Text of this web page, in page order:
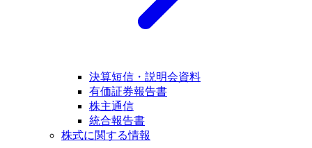
決算短信・説明会資料
有価証券報告書
株主通信
統合報告書
株式に関する情報